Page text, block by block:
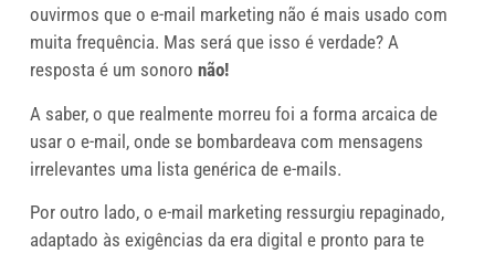
ouvirmos que o e-mail marketing não é mais usado com
muita frequência. Mas será que isso é verdade? A
resposta é um sonoronão!
A saber, o que realmente morreu foi a forma arcaica de
usar o e-mail, onde se bombardeava com mensagens
irrelevantes uma lista genérica de e-mails.
Por outro lado, o e-mail marketing ressurgiu repaginado,
adaptado às exigências da era digital e pronto para te